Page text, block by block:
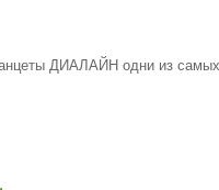
ДИАЛАЙН одни из самых